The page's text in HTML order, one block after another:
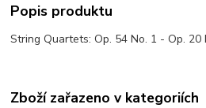
Popis produktu
String Quartets: Op. 54 No. 1 - Op. 20
Zboží zařazeno v kategoriích